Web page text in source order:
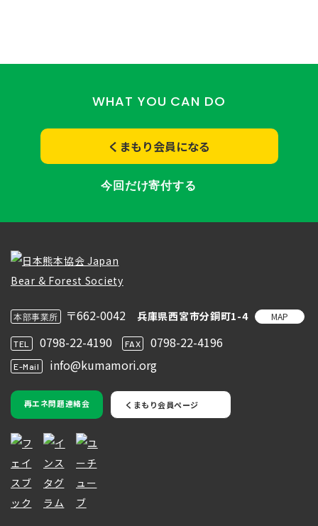
WHAT YOU CAN DO
くまもり会員になる
今回だけ寄付する
本部事業所 〒662-0042 兵庫県西宮市分銅町1-4 MAP
TEL 0798-22-4190 FAX 0798-22-4196
E-Mail info@kumamori.org
再エネ問題連絡会 くまもり会員ページ